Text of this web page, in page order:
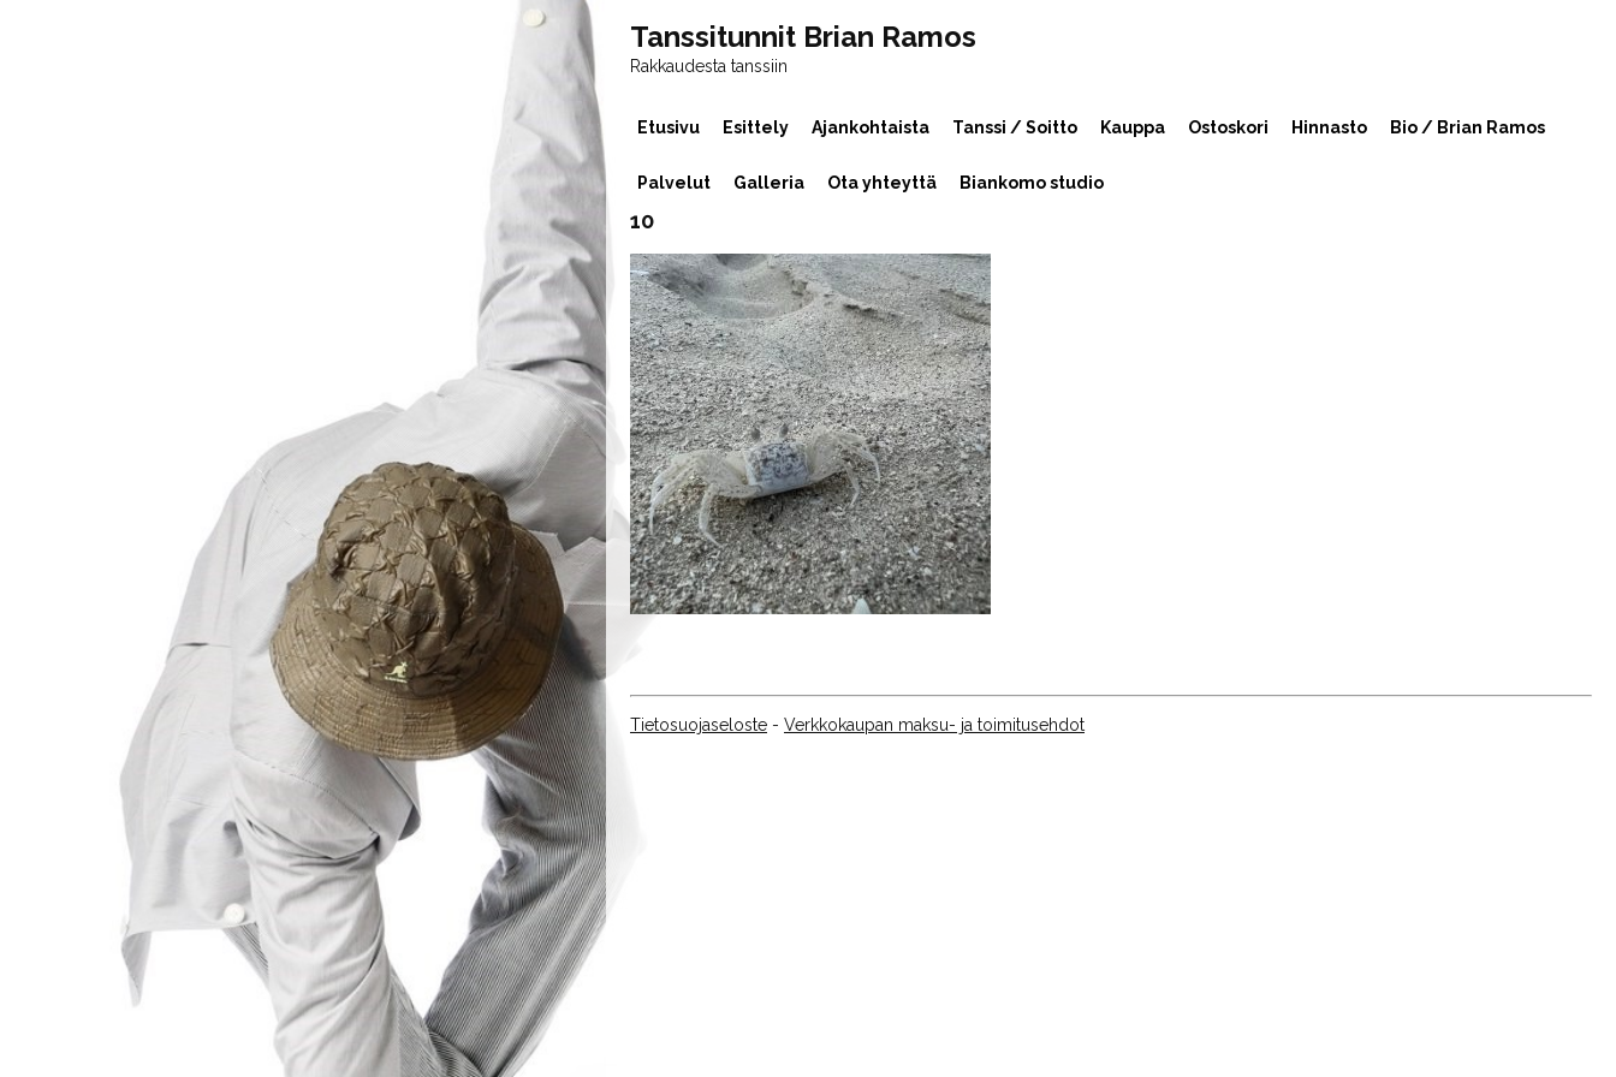
Tanssitunnit Brian Ramos
Rakkaudesta tanssiin
Etusivu Esittely Ajankohtaista Tanssi / Soitto Kauppa Ostoskori Hinnasto Bio / Brian Ramos
Palvelut Galleria Ota yhteyttä Biankomo studio
10
Tietosuojaseloste - Verkkokaupan maksu- ja toimitusehdot